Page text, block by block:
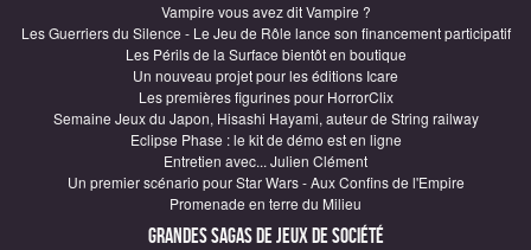
Vampire vous avez dit Vampire ?
Les Guerriers du Silence - Le Jeu de Rôle lance son financement participatif
Les Périls de la Surface bientôt en boutique
Un nouveau projet pour les éditions Icare
Les premières figurines pour HorrorClix
Semaine Jeux du Japon, Hisashi Hayami, auteur de String railway
Eclipse Phase : le kit de démo est en ligne
Entretien avec... Julien Clément
Un premier scénario pour Star Wars - Aux Confins de l'Empire
Promenade en terre du Milieu
Grandes sagas de Jeux de société